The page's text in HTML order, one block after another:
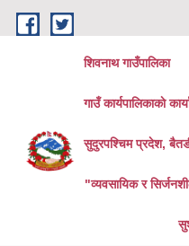
Skip to main content
शिवनाथ गाउँपालिका
गाउँ कार्यपालिकाकाे
सुदुरपश्चिम प्रदेश,
"व्यवसायिक र